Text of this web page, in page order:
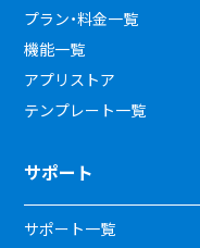
プラン・料金一覧
機能一覧
アプリストア
テンプレート一覧
サポート
サポート一覧